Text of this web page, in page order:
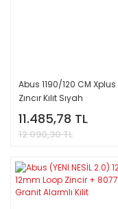
Abus 1190/120 CM Xplus
Zıncır Kılıt Sıyah
11.485,78 TL
12.090,30 TL